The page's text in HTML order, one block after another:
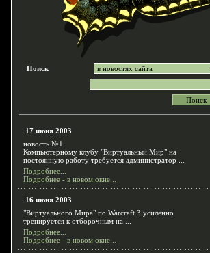
Поиск
17 июня 2003
новость №1:
Компьютерному клубу "Виртуальный Мир" на
постоянную работу требуется администратор ...
Подробнее...
Подробнее - в новом окне...
16 июня 2003
"Виртуального Мира" по Warcraft 3 усиленно
тренируется к отборочным на ...
Подробнее...
Подробнее - в новом окне...